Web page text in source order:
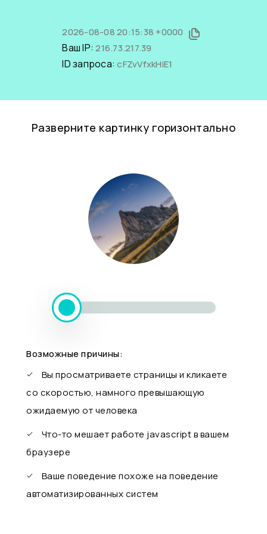
2026-08-08 20:15:38 +0000
Ваш IP:216.73.217.39
ID запроса:cFZvVfxkHiE1
Разверните картинку горизонтально
Возможные причины:
Вы просматриваете страницы и кликаете
со скоростью, намного превышающую
ожидаемую от человека
Что-то мешает работе javascript в вашем
браузере
Ваше поведение похоже на поведение
автоматизированных систем